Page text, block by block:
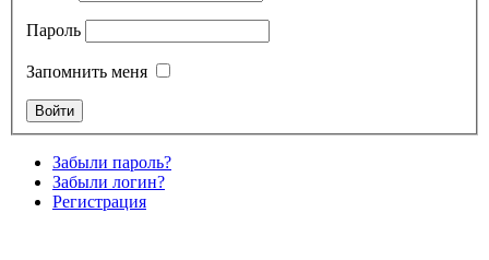
Пароль
Запомнить меня
Забыли пароль?
Забыли логин?
Регистрация